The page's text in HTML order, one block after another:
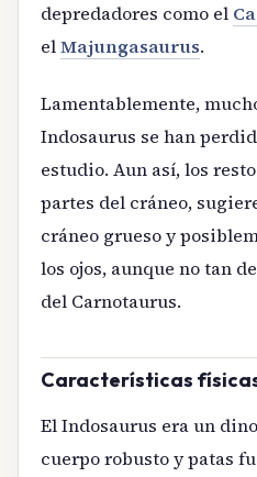
depredadores como el
elMajungasaurus.
Lamentablemente,
Indosaurus se han
estudio. Aun así, los
partes del cráneo,
cráneo grueso y
los ojos, aunque no tan
del Carnotaurus.
Características
El Indosaurus era un
cuerpo robusto y patas